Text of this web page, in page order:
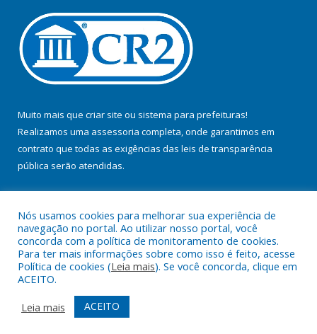
Muito mais que criar site ou sistema para prefeituras!
Realizamos uma assessoria completa, onde garantimos em
contrato que todas as exigências das leis de transparência
pública serão atendidas.
Todos os direitos reservados a Prefeitura Municipal de Jacundá.
Mapa do Site
Acessar Área Administrativa
Acessar Webmail
Nós usamos cookies para melhorar sua experiência de
navegação no portal. Ao utilizar nosso portal, você
concorda com a política de monitoramento de cookies.
Para ter mais informações sobre como isso é feito, acesse
Política de cookies (Leia mais). Se você concorda, clique em
ACEITO.
Leia mais
ACEITO